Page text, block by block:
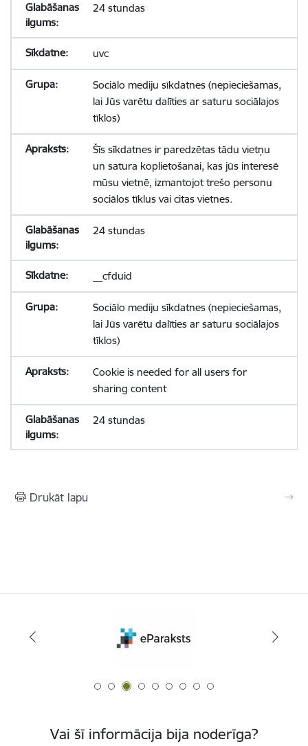
24 stundas
uvc
Sociālo mediju sīkdatnes (nepieciešamas,
lai Jūs varētu dalīties ar saturu sociālajos
tīklos)
Šīs sīkdatnes ir paredzētas tādu vietņu
un satura koplietošanai, kas jūs interesē
mūsu vietnē, izmantojot trešo personu
sociālos tīklus vai citas vietnes.
24 stundas
__cfduid
Sociālo mediju sīkdatnes (nepieciešamas,
lai Jūs varētu dalīties ar saturu sociālajos
tīklos)
Cookie is needed for all users for
sharing content
24 stundas
Drukāt lapu
Vai šī informācija bija noderīga?